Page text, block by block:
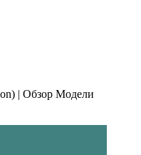
| Обзор Модели